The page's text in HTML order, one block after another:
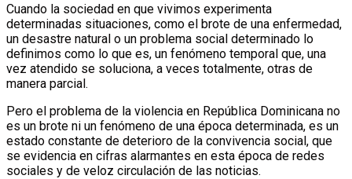
Cuando la sociedad en que vivimos experimenta
determinadas situaciones, como el brote de una enfermedad,
un desastre natural o un problema social determinado lo
definimos como lo que es, un fenómeno temporal que, una
vez atendido se soluciona, a veces totalmente, otras de
manera parcial.
Pero el problema de la violencia en República Dominicana no
es un brote ni un fenómeno de una época determinada, es un
estado constante de deterioro de la convivencia social, que
se evidencia en cifras alarmantes en esta época de redes
sociales y de veloz circulación de las noticias.